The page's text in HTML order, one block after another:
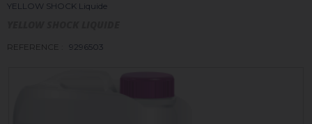
YELLOW SHOCK Liquide
REFERENCE : 9296503